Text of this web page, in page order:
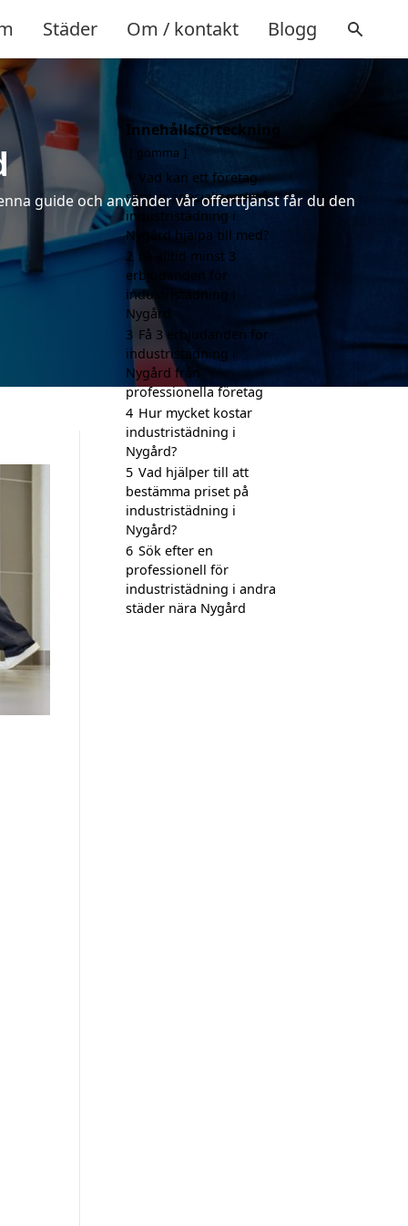
Städer Om / kontakt Blogg
guide och använder vår offerttjänst får du den
Innehållsförteckning
gömma
1 Vad kan ett företag
som är specialiserat på
industristädning i
Nygård hjälpa till med?
2 Få alltid minst 3
erbjudanden för
industristädning i
Nygård
3 Få 3 erbjudanden för
industristädning i
Nygård från
professionella företag
4 Hur mycket kostar
industristädning i
Nygård?
5 Vad hjälper till att
bestämma priset på
industristädning i
Nygård?
6 Sök efter en
professionell för
industristädning i andra
städer nära Nygård